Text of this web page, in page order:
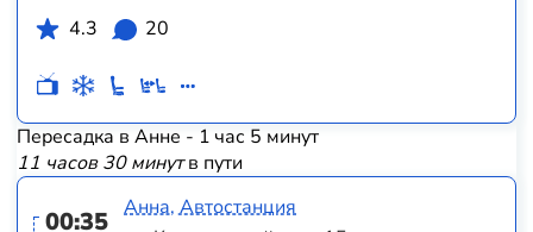
4.3
20
Пересадка в Анне - 1 час 5 минут
11 часов 30 минутв пути
00:35
Анна, Автостанция